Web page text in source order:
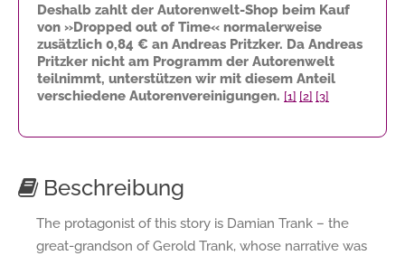
Deshalb zahlt der Autorenwelt-Shop beim Kauf
von »Dropped out of Time« normalerweise
zusätzlich 0,84 € an Andreas Pritzker. Da Andreas
Pritzker nicht am Programm der Autorenwelt
teilnimmt, unterstützen wir mit diesem Anteil
verschiedene Autorenvereinigungen. [1] [2] [3]
Beschreibung
The protagonist of this story is Damian Trank – the
great-grandson of Gerold Trank, whose narrative was